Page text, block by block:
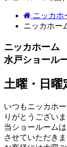
ニッカホ
ニッカホー
ニッカホーム
水戸ショール
土曜・日曜
いつもニッカホ
りがとうございま
当ショールーム
させていただきま